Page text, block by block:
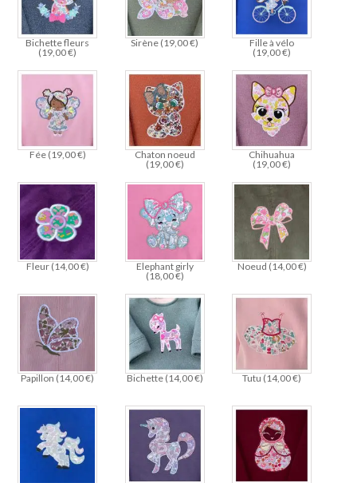
Bichette fleurs
(19,00€)
Sirène (19,00€)
Fille à vélo
(19,00€)
Fée (19,00€)
Chaton noeud
(19,00€)
Chihuahua
(19,00€)
Fleur (14,00€)
Elephant girly
(18,00€)
Noeud (14,00€)
Papillon (14,00€) Bichette (14,00€) Tutu (14,00€)